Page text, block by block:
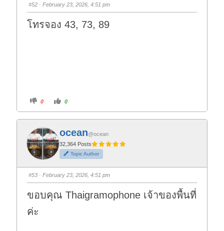
d
o
n
.
u
p
#52 · February 23, 2026, 4:51 pm
โทรจอง 43, 73, 89
C
i
f
o
r
t
h
u
m
b
d
o
n
.
0
C
i
o
t
h
u
m
b
u
p
0
ocean@ocean
32,364 Posts
Topic Author
#53 · February 23, 2026, 4:51 pm
ขอบคุณ Thaigramophone เจ้าของพื้นที่
ค่ะ